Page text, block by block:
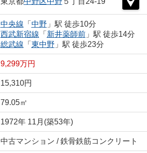
中央線 「 中野 」駅 徒歩10分
西武新宿線 「 新井薬師前」駅 徒歩14分
総武線 「 東中野 」駅 徒歩23分
9,299万円
15,310円
79.05㎡
1972年 11月(築53年)
中古マンション / 鉄骨鉄筋コンクリート